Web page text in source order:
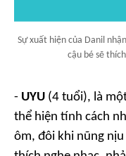
Sự xuất hiện của Danil
cậu bé sẽ
- UYU (4 tuổi), là
thể hiện tính cách
ôm, đôi khi nũng nịu